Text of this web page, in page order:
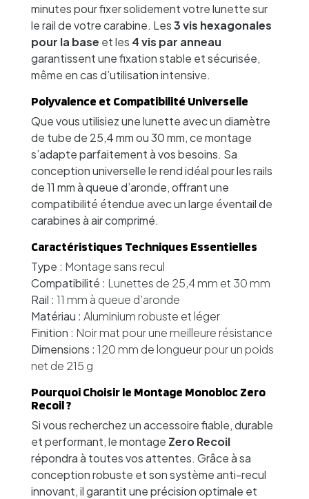
minutes pour fixer solidement votre lunette sur
le rail de votre carabine. Les3 vis hexagonales
pour la base et les 4 vis par anneau
garantissent une fixation stable et sécurisée,
même en cas d’utilisation intensive.
Polyvalence et Compatibilité Universelle
Que vous utilisiez une lunette avec un diamètre
de tube de 25,4 mm ou 30 mm, ce montage
s’adapte parfaitement à vos besoins. Sa
conception universelle le rend idéal pour les rails
de 11 mm à queue d’aronde, offrant une
compatibilité étendue avec un large éventail de
carabines à air comprimé.
Caractéristiques Techniques Essentielles
Type : Montage sans recul
Compatibilité : Lunettes de 25,4 mm et 30 mm
Rail : 11 mm à queue d’aronde
Matériau : Aluminium robuste et léger
Finition : Noir mat pour une meilleure résistance
Dimensions : 120 mm de longueur pour un poids
net de 215 g
Pourquoi Choisir le Montage Monobloc Zero
Recoil ?
Si vous recherchez un accessoire fiable, durable
et performant, le montage Zero Recoil
répondra à toutes vos attentes. Grâce à sa
conception robuste et son système anti-recul
innovant, il garantit une précision optimale et